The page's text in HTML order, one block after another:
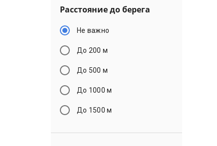
Расстояние до берега
Не важно
До 200 м
До 500 м
До 1000 м
До 1500 м